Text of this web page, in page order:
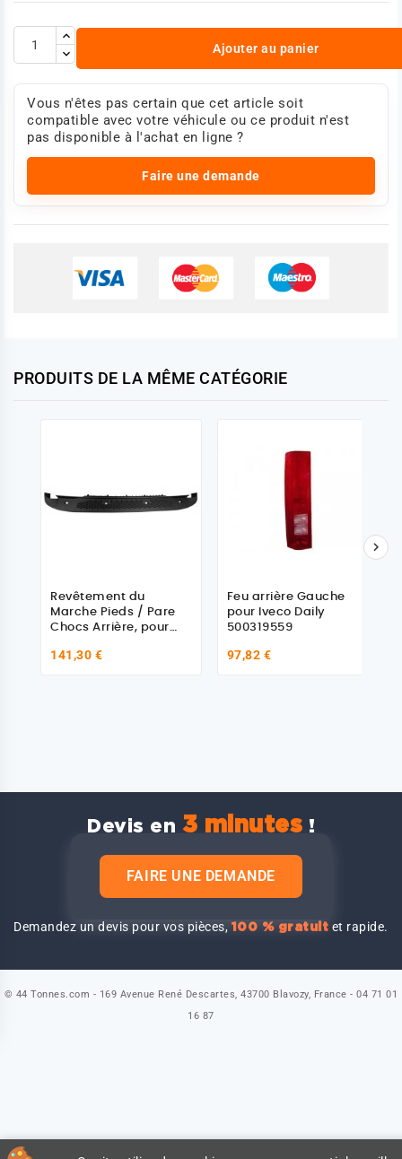
Ajouter au panier
Vous n'êtes pas certain que cet article soit
compatible avec votre véhicule ou ce produit n'est
pas disponible à l'achat en ligne ?
Faire une demande
PRODUITS DE LA MÊME CATÉGORIE
Revêtement du
Marche Pieds / Pare
Chocs Arrière, pour
141,30 €
Feu arrière Gauche
pour Iveco Daily
500319559
97,82 €

Devis en 3 minutes !
FAIRE UNE DEMANDE
Demandez un devis pour vos pièces,100 % gratuit et rapide.
© 44 Tonnes.com - 169 Avenue René Descartes, 43700 Blavozy, France - 04 71 01
16 87